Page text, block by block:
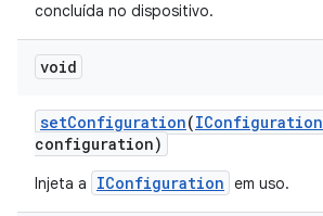
concluída no dispositivo.
void
setConfiguration(IConfiguration
configuration)
Injeta a IConfiguration em uso.